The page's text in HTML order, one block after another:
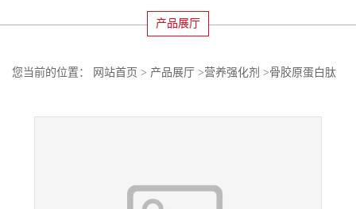
产品展厅
您当前的位置： 网站首页 > 产品展厅 >营养强化剂 >骨胶原蛋白肽